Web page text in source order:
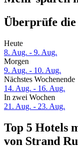
Überprüfe die
Heute
8. Aug. - 9. Aug.
Morgen
9. Aug. - 10. Aug.
Nächstes Wochenende
14. Aug. - 16. Aug.
In zwei Wochen
21. Aug. - 23. Aug.
Top 5 Hotels
von Strand